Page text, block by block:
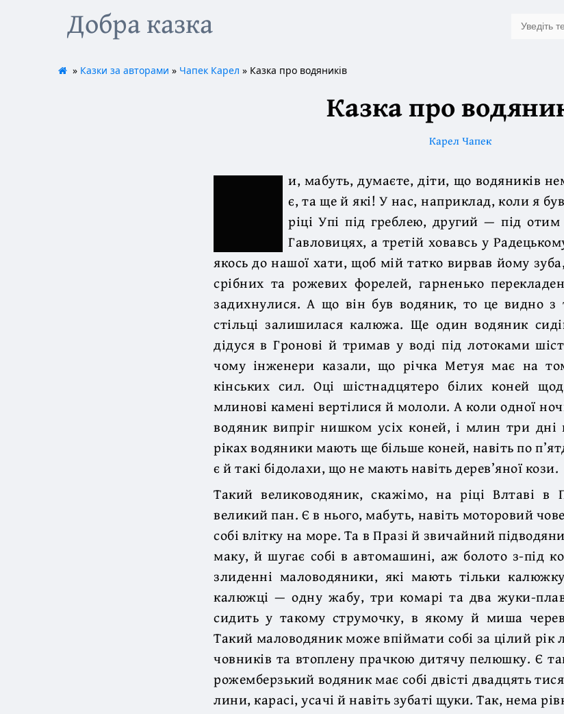
Добра казка
» Казки за авторами » Чапек Карел » Казка про водяників
Казка про
Карел Чапек
и, мабуть, думаєте, діти, що водяників
є, та ще й які! У нас, наприклад, коли я
ріці Упі під греблею, другий — під
Гавловицях, а третій ховавсь у
якось до нашої хати, щоб мій татко вирвав йому
срібних та рожевих форелей, гарненько
задихнулися. А що він був водяник, то це видно
стільці залишилася калюжа. Ще один водяник
дідуся в Гронові й тримав у воді під лотоками
чому інженери казали, що річка Метуя має на
кінських сил. Оці шістнадцятеро білих коней
млинові камені вертілися й мололи. А коли одної
водяник випріг нишком усіх коней, і млин три
ріках водяники мають ще більше коней, навіть по
є й такі бідолахи, що не мають навіть дерев’яної кози.
Такий велиководяник, скажімо, на ріці Влтаві в
великий пан. Є в нього, мабуть, навіть моторовий
собі влітку на море. Та в Празі й звичайний
маку, й шугає собі в автомашині, аж болото з-під
злиденні маловодяники, які мають тільки
калюжці — одну жабу, три комарі та два жуки-
сидить у такому струмочку, в якому й миша
Такий маловодяник може впіймати собі за цілий рік
човників та втоплену прачкою дитячу пелюшку. Є
рожемберзький водяник має собі двісті двадцять
лини, карасі, усачі й навіть зубаті щуки. Так, нема